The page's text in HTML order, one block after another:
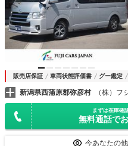
販売店保証 車両状態評価書 グー鑑定
新潟県西蒲原郡弥彦村
まずは在庫確
無料通話で
今あなたの